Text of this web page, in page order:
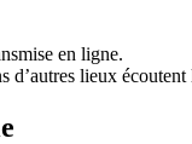
en ligne.
lieux